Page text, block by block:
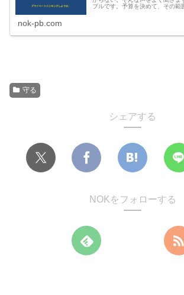
プルです。予算を決めて、その範
nok-pb.com
守る
シェアする
NOKをフォローする